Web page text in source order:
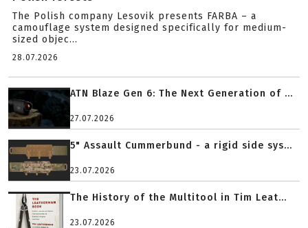
The Polish company Lesovik presents FARBA – a
camouflage system designed specifically for medium-
sized objec...
28.07.2026
ATN Blaze Gen 6: The Next Generation of ...
27.07.2026
5" Assault Cummerbund - a rigid side sys...
23.07.2026
The History of the Multitool in Tim Leat...
23.07.2026